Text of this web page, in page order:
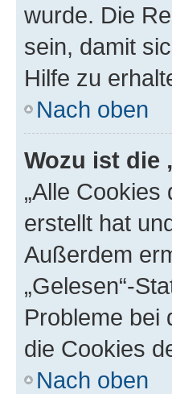
wurde. Die
sein, damit
Hilfe zu
Nach oben
Wozu ist die
„Alle
erstellt hat
Außerdem
„Gelesen“-
Probleme bei
die Cookies
Nach oben